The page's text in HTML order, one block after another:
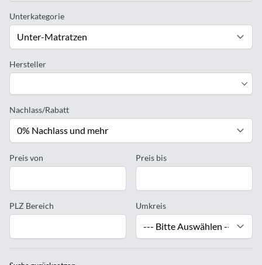
Unterkategorie
Hersteller
Nachlass/Rabatt
Preis von Preis bis
PLZ Bereich Umkreis